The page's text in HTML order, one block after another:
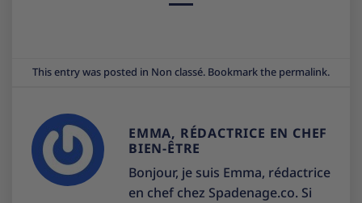
This entry was posted in Non classé. Bookmark the permalink.
EMMA, RÉDACTRICE EN CHEF
BIEN-ÊTRE
Bonjour, je suis Emma, rédactrice
en chef chez Spadenage.co. Si